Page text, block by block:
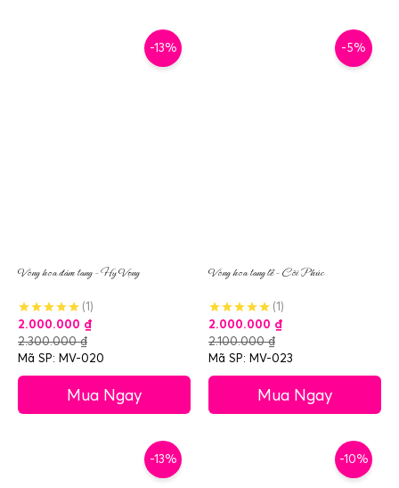
-13%
Vòng hoa đám tang – Hy Vọng
(1)
2.000.000 ₫
2.300.000₫
Mã SP: MV-020
Mua Ngay
-5%
Vòng hoa tang lễ – Cõi Phúc
(1)
2.000.000 ₫
2.100.000₫
Mã SP: MV-023
Mua Ngay
-13% -10%